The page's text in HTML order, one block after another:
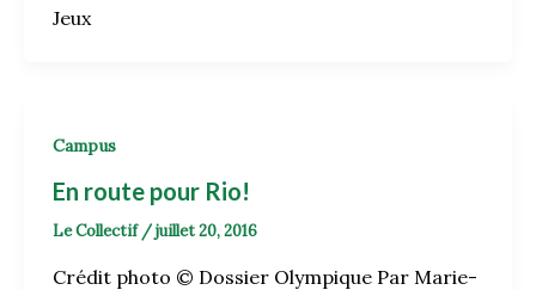
Jeux
Campus
En route pour Rio!
Le Collectif /juillet 20, 2016
Crédit photo © Dossier Olympique Par Marie-